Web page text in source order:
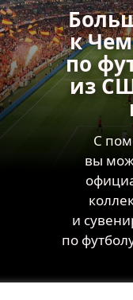
С
вы
и
по
к
по
из